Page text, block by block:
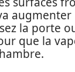
augmenter
la porte
que la